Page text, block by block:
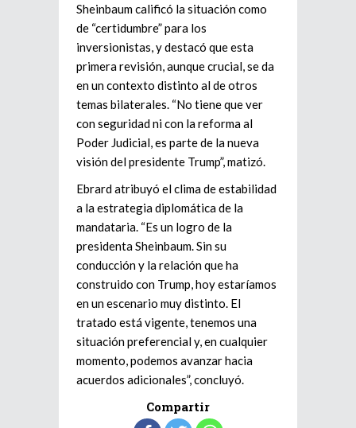
Sheinbaum calificó la situación como
de “certidumbre” para los
inversionistas, y destacó que esta
primera revisión, aunque crucial, se da
en un contexto distinto al de otros
temas bilaterales. “No tiene que ver
con seguridad ni con la reforma al
Poder Judicial, es parte de la nueva
visión del presidente Trump”, matizó.
Ebrard atribuyó el clima de estabilidad
a la estrategia diplomática de la
mandataria. “Es un logro de la
presidenta Sheinbaum. Sin su
conducción y la relación que ha
construido con Trump, hoy estaríamos
en un escenario muy distinto. El
tratado está vigente, tenemos una
situación preferencial y, en cualquier
momento, podemos avanzar hacia
acuerdos adicionales”, concluyó.
Compartir